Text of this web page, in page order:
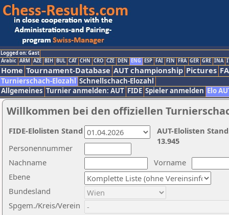
Logged on: Gast
Arabic ARM AZE BIH BUL CAT CHN CRO CZE DEN ENG ESP FAI FIN FRA GER GRE INA
Home Tournament-Database AUT championship Pictures
Turnierschach-Elozahl Schnellschach-Elozahl
Allgemeines Turnier anmelden: AUT FIDE Spieler anmelden Elo
Willkommen bei den offiziellen
Nachname
Vorname
Ebene
Personennummer
Bundesland
Spgem./Kreis/Verein
AUT-Elolisten
13.945
FIDE-Elolisten Stand